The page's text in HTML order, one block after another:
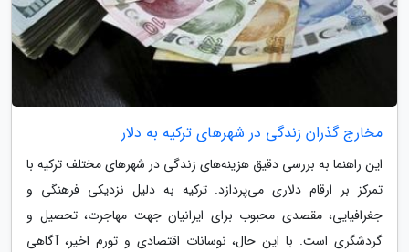
مخارج گذران زندگی در شهرهای ترکیه به دلار
این راهنما به بررسی دقیق هزینه‌های زندگی در شهرهای مختلف ترکیه با
تمرکز بر ارقام دلاری می‌پردازد. ترکیه به دلیل نزدیکی فرهنگی و
جغرافیایی، مقصدی محبوب برای ایرانیان جهت مهاجرت، تحصیل و
گردشگری است. با این حال، نوسانات اقتصادی و تورم اخیر، آگاهی